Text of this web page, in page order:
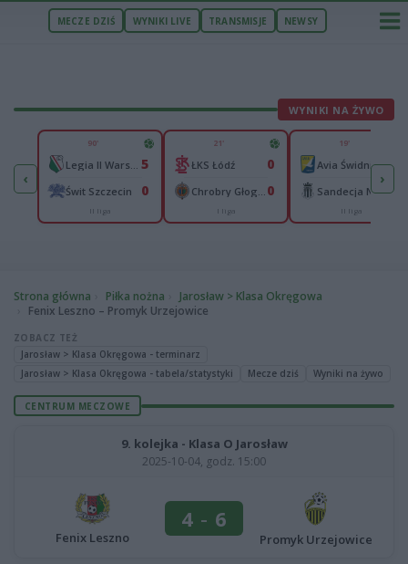
MECZE DZIŚ WYNIKI LIVE TRANSMISJE NEWSY
WYNIKI NA ŻYWO
‹
37
53
90'
5
Świt Szczecin 0
II liga
21'
ŁKS Łódź 0
0
I liga
19'
Avia Świdnik 0
Sandecja Nowy Sącz 0
II liga
›
Strona główna Piłka nożna
Jarosław > Klasa Okręgowa
Fenix Leszno – Promyk Urzejowice
ZOBACZ TEŻ
Jarosław > Klasa Okręgowa - terminarz
Jarosław > Klasa Okręgowa - tabela/statystyki
Mecze dziś Wyniki na żywo
CENTRUM MECZOWE
9. kolejka - Klasa O Jarosław
2025-10-04, godz. 15:00
Fenix Leszno
4 - 6
Promyk Urzejowice